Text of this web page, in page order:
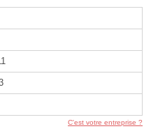
C'est votre entreprise ?